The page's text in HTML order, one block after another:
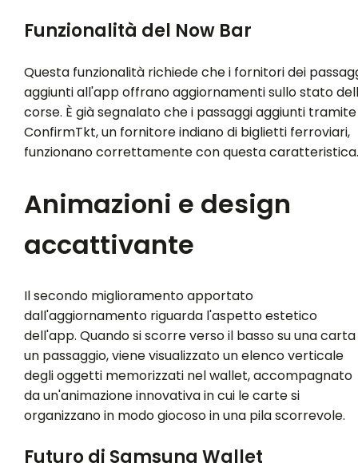
Funzionalità del Now Bar
Questa funzionalità richiede che i fornitori dei
aggiunti all'app offrano aggiornamenti sullo stato
corse. È già segnalato che i passaggi aggiunti tramite
ConfirmTkt, un fornitore indiano di biglietti ferroviari,
funzionano correttamente con questa caratteristica.
Animazioni e design
accattivante
Il secondo miglioramento apportato
dall'aggiornamento riguarda l'aspetto estetico
dell'app. Quando si scorre verso il basso su una
un passaggio, viene visualizzato un elenco verticale
degli oggetti memorizzati nel wallet, accompagnato
da un'animazione innovativa in cui le carte si
organizzano in modo giocoso in una pila scorrevole.
Futuro di Samsung Wallet